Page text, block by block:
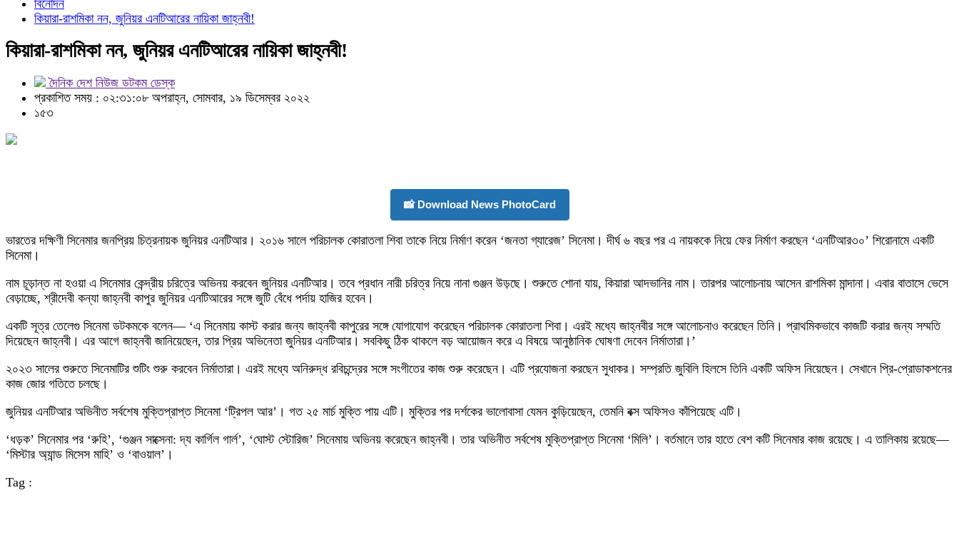
বিনোদন
কিয়ারা-রাশমিকা নন, জুনিয়র এনটিআরের নায়িকা জাহ্নবী!
কিয়ারা-রাশমিকা নন, জুনিয়র এনটিআরের নায়িকা জাহ্নবী!
দৈনিক দেশ নিউজ ডটকম ডেস্ক
প্রকাশিত সময় : ০২:৩১:০৮ অপরাহ্ন, সোমবার, ১৯ ডিসেম্বর ২০২২
১৫৩
📸 Download News PhotoCard
ভারতের দক্ষিণী সিনেমার জনপ্রিয় চিত্রনায়ক জুনিয়র এনটিআর। ২০১৬ সালে পরিচালক কোরাতলা শিবা তাকে নিয়ে নির্মাণ করেন ‘জনতা গ্যারেজ’ সিনেমা। দীর্ঘ ৬ বছর পর এ নায়ককে নিয়ে ফের নির্মাণ করছেন ‘এনটিআর৩০’ শিরোনামে একটি
সিনেমা।
নাম চূড়ান্ত না হওয়া এ সিনেমার কেন্দ্রীয় চরিত্রে অভিনয় করবেন জুনিয়র এনটিআর। তবে প্রধান নারী চরিত্র নিয়ে নানা গুঞ্জন উড়ছে। শুরুতে শোনা যায়, কিয়ারা আদভানির নাম। তারপর আলোচনায় আসেন রাশমিকা মান্দানা। এবার বাতাসে ভেসে
বেড়াচ্ছে, শ্রীদেবী কন্যা জাহ্নবী কাপুর জুনিয়র এনটিআরের সঙ্গে জুটি বেঁধে পর্দায় হাজির হবেন।
একটি সূত্র তেলেগু সিনেমা ডটকমকে বলেন— ‘এ সিনেমায় কাস্ট করার জন্য জাহ্নবী কাপুরের সঙ্গে যোগাযোগ করেছেন পরিচালক কোরাতলা শিবা। এরই মধ্যে জাহ্নবীর সঙ্গে আলোচনাও করেছেন তিনি। প্রাথমিকভাবে কাজটি করার জন্য সম্মতি
দিয়েছেন জাহ্নবী। এর আগে জাহ্নবী জানিয়েছেন, তার প্রিয় অভিনেতা জুনিয়র এনটিআর। সবকিছু ঠিক থাকলে বড় আয়োজন করে এ বিষয়ে আনুষ্ঠানিক ঘোষণা দেবেন নির্মাতারা।’
২০২৩ সালের শুরুতে সিনেমাটির শুটিং শুরু করবেন নির্মাতারা। এরই মধ্যে অনিরুদ্ধ রবিচন্দ্রের সঙ্গে সংগীতের কাজ শুরু করেছেন। এটি প্রযোজনা করছেন সুধাকর। সম্প্রতি জুবিলি হিলসে তিনি একটি অফিস নিয়েছেন। সেখানে প্রি-প্রোডাকশনের
কাজ জোর গতিতে চলছে।
জুনিয়র এনটিআর অভিনীত সর্বশেষ মুক্তিপ্রাপ্ত সিনেমা ‘ট্রিপল আর’। গত ২৫ মার্চ মুক্তি পায় এটি। মুক্তির পর দর্শকের ভালোবাসা যেমন কুড়িয়েছেন, তেমনি বক্স অফিসও কাঁপিয়েছে এটি।
‘ধড়ক’ সিনেমার পর ‘রুহি’, ‘গুঞ্জন সাক্সেনা: দ্য কার্গিল গার্ল’, ‘ঘোস্ট স্টোরিজ’ সিনেমায় অভিনয় করেছেন জাহ্নবী। তার অভিনীত সর্বশেষ মুক্তিপ্রাপ্ত সিনেমা ‘মিলি’। বর্তমানে তার হাতে বেশ কটি সিনেমার কাজ রয়েছে। এ তালিকায় রয়েছে—
‘মিস্টার অ্যান্ড মিসেস মাহি’ ও ‘বাওয়াল’।
Tag :